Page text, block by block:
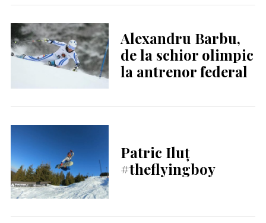
Alexandru Barbu,
de la schior olimpic
la antrenor federal
Patric Iluț
#theflyingboy